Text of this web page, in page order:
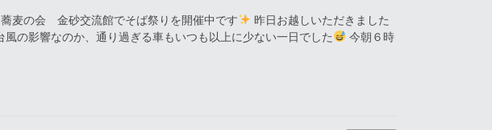
麦の会 金砂交流館でそば祭りを開催中です
昨日お越しいただきました
風の影響なのか、通り過ぎる車もいつも以上に少ない一日でした
今朝６時